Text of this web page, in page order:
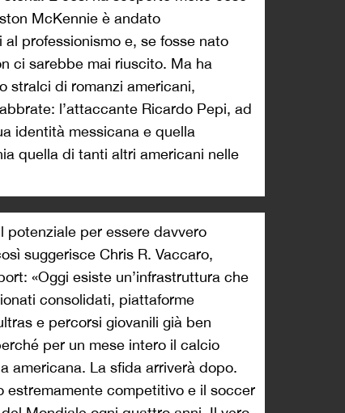
McKennie è andato
professionismo e, se fosse nato
ci sarebbe mai riuscito. Ma ha
stralci di romanzi americani,
l’attaccante Ricardo Pepi, ad
identità messicana e quella
quella di tanti altri americani nelle
potenziale per essere davvero
suggerisce Chris R. Vaccaro,
«Oggi esiste un’infrastruttura che
consolidati, piattaforme
e percorsi giovanili già ben
per un mese intero il calcio
americana. La sfida arriverà dopo.
estremamente competitivo e il soccer